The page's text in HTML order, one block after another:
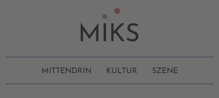
MITTENDRIN KULTUR SZENE